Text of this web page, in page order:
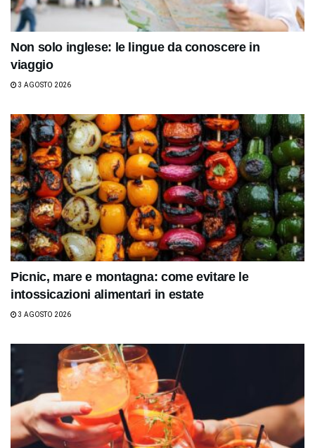
Non solo inglese: le lingue da conoscere in
viaggio
3 AGOSTO 2026
Picnic, mare e montagna: come evitare le
intossicazioni alimentari in estate
3 AGOSTO 2026